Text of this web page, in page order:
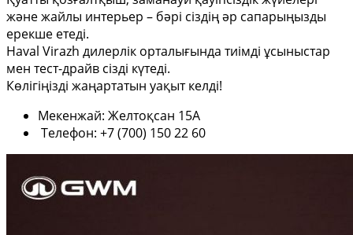
және жайлы интерьер – бәрі сіздің әр сапарыңызды
ерекше етеді.
Haval Virazh дилерлік орталығында тиімді ұсыныстар
мен тест-драйв сізді күтеді.
Көлігіңізді жаңартатын уақыт келді!
Мекенжай: Желтоқсан 15А
Телефон: +7 (700) 150 22 60